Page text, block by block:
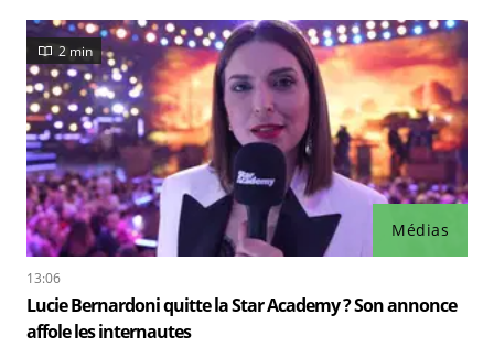
Médias
2 min
13:06
Lucie Bernardoni quitte la Star Academy ? Son annonce
affole les internautes